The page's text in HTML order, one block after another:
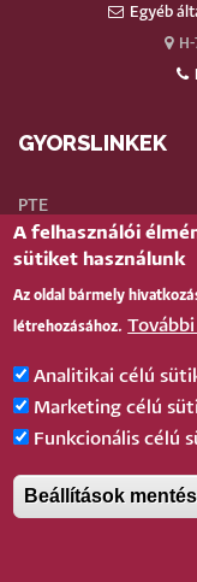
Egyéb
GYORSLINKEK
PTE
Neptun
Telefonkönyv
Teams
TÉR(oktatói)
BELÉPÉS
Bejelentkezés
Pécsi
A felhasználói
sütiket használunk
Az oldal bármely
létrehozásához.
Analitikai célú
Marketing célú
Funkcionális célú
Beállítások